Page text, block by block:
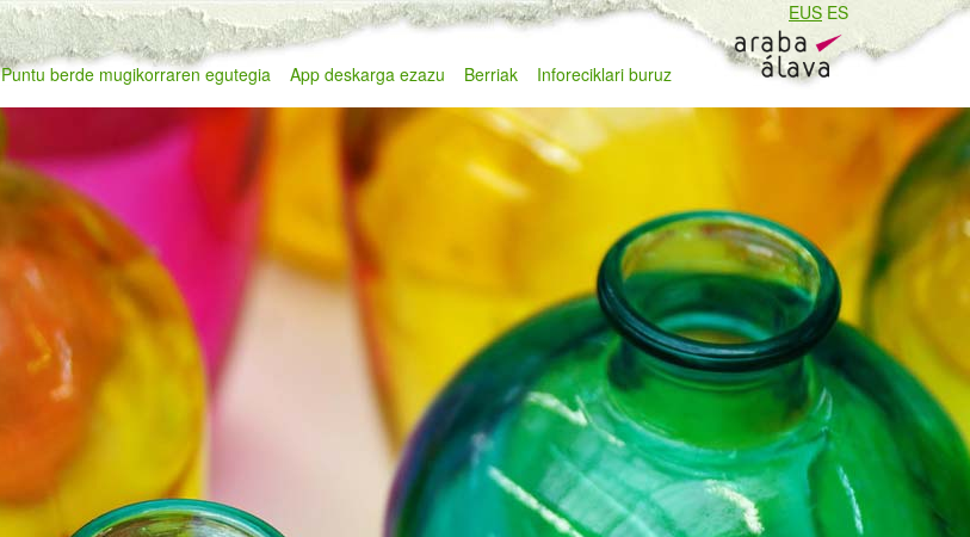
EUS ES
Puntu berde mugikorraren egutegia App deskarga ezazu Berriak Inforeciklari buruz